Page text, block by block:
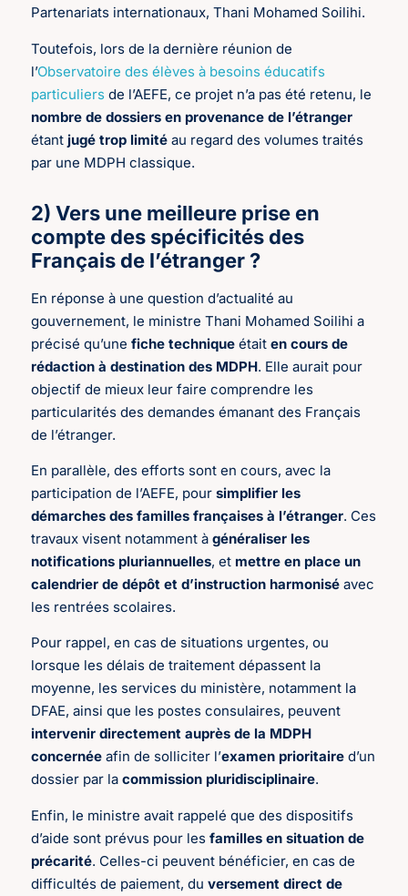
Partenariats internationaux, Thani Mohamed Soilihi.
Toutefois, lors de la dernière réunion de
l’Observatoire des élèves à besoins éducatifs
particuliers de l’AEFE, ce projet n’a pas été retenu, le
nombre de dossiers en provenance de l’étranger
étantjugé trop limitéau regard des volumes traités
par une MDPH classique.
2) Vers une meilleure prise en
compte des spécificités des
Français de l’étranger ?
En réponse à une question d’actualité au
gouvernement, le ministre Thani Mohamed Soilihi a
précisé qu’unefiche technique étaiten cours de
rédaction à destination des MDPH. Elle aurait pour
objectif de mieux leur faire comprendre les
particularités des demandes émanant des Français
de l’étranger.
En parallèle, des efforts sont en cours, avec la
participation de l’AEFE, poursimplifier les
démarches des familles françaises à l’étranger. Ces
travaux visent notamment àgénéraliser les
notifications pluriannuelles, et mettre en place un
calendrier de dépôt et d’instruction harmonisé avec
les rentrées scolaires.
Pour rappel, en cas de situations urgentes, ou
lorsque les délais de traitement dépassent la
moyenne, les services du ministère, notamment la
DFAE, ainsi que les postes consulaires, peuvent
intervenir directement auprès de la MDPH
concernéeafin de solliciter l’examen prioritaire d’un
dossier par lacommission pluridisciplinaire.
Enfin, le ministre avait rappelé que des dispositifs
d’aide sont prévus pour lesfamilles en situation de
précarité. Celles-ci peuvent bénéficier, en cas de
difficultés de paiement, duversement direct de